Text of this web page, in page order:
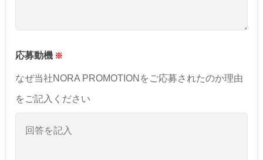
応募動機
なぜ当社NORA PROMOTIONをご応募されたのか理由
をご記入ください